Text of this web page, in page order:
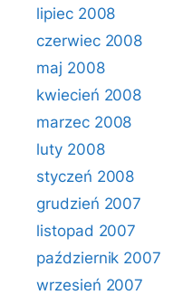
lipiec 2008
czerwiec 2008
maj 2008
kwiecień 2008
marzec 2008
luty 2008
styczeń 2008
grudzień 2007
listopad 2007
październik 2007
wrzesień 2007